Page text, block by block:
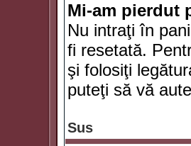
Mi-am pierdut
Nu intraţi în
fi resetată.
şi folosiţi
puteţi să vă
Sus